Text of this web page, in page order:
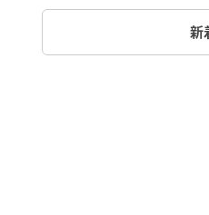
新